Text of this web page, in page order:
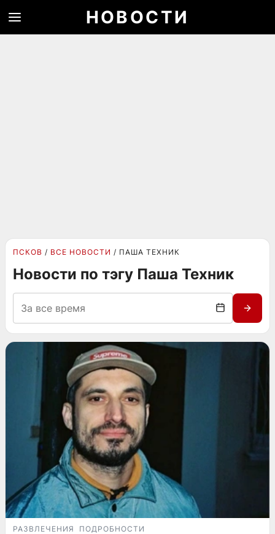
НОВОСТИ
ПСКОВ ВСЕ НОВОСТИ ПАША ТЕХНИК
Новости по тэгу Паша Техник
РАЗВЛЕЧЕНИЯ ПОДРОБНОСТИ